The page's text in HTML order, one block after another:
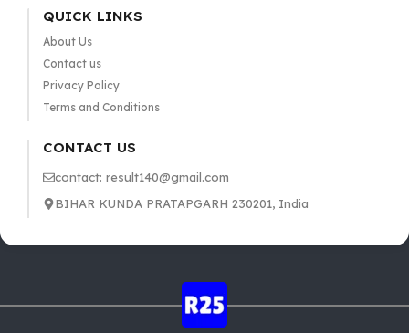
QUICK LINKS
About Us
Contact us
Privacy Policy
Terms and Conditions
CONTACT US
contact: result140@gmail.com
BIHAR KUNDA PRATAPGARH 230201, India